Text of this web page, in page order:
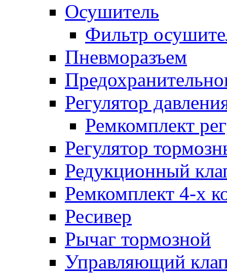
Осушитель
Фильтр
Пневморазъем
Регулятор
Ремкомплект
Регулятор
Редукционный
Ремкомплект 4-х
Ресивер
Рычаг тормозной
Управляющий